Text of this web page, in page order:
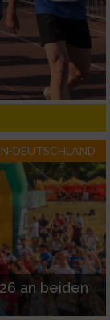
DEUTSCHLAND
an beiden